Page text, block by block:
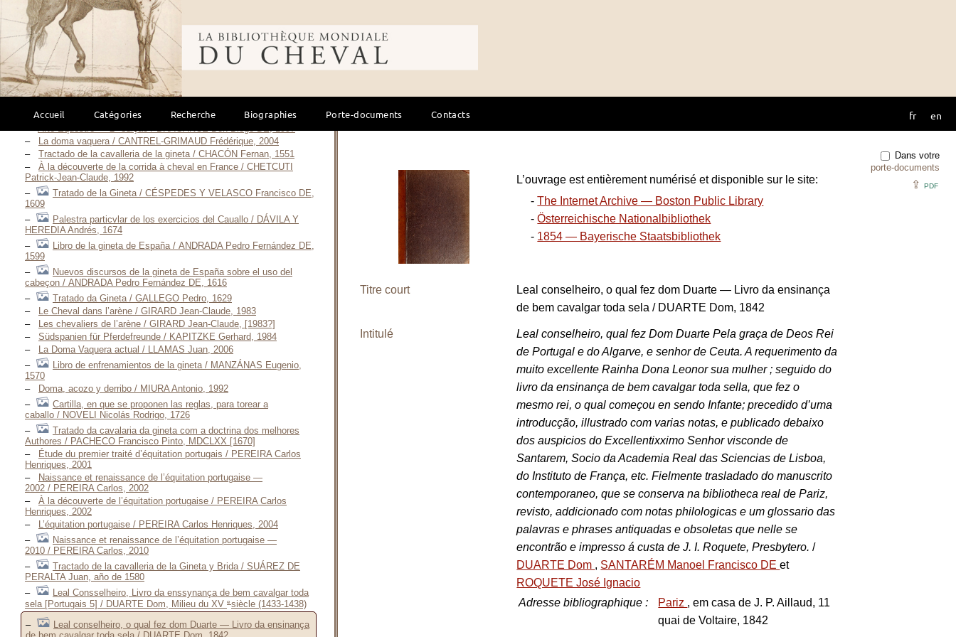
Bibliothèque mondiale du cheval
Accueil Catégories Recherche Biographies Porte-documents Contacts fr en
ANDRADE Antonio, 1678
Luz da liberal, e nombre arte de Cavallaria / ANDRADE Manoel
Carlos DE, anno MDCCXC [1790]
Discurso para estar a la gineta, con gracia y hermosura / ARIAS
DE AVILA Juan, 1590
Libro de la jineta y descendencia de los caballos
Guzmanes / BAÑUELOS Y DE LA CERDA Luis, 1877
Del arte de andar a caballo / BONIFAZ Gaspar, 1635
La doma vaquera / CANTREL-GRIMAUD Frédérique, 2004
Tractado de la cavalleria de la gineta / CHACÓN Fernan, 1551
À la découverte de la corrida à cheval en France / CHETCUTI
Patrick-Jean-Claude, 1992
Tratado de la Gineta / CÉSPEDES Y VELASCO Francisco DE,
1609
Palestra particvlar de los exercicios del Cauallo / DÁVILA Y
HEREDIA Andrés, 1674
Libro de la gineta de España / ANDRADA Pedro Fernández DE,
1599
Nuevos discursos de la gineta de España sobre el uso del
cabeçon / ANDRADA Pedro Fernández DE, 1616
Tratado da Gineta / GALLEGO Pedro, 1629
Le Cheval dans l’arène / GIRARD Jean-Claude, 1983
Les chevaliers de l’arène / GIRARD Jean-Claude, [1983?]
Südspanien für Pferdefreunde / KAPITZKE Gerhard, 1984
La Doma Vaquera actual / LLAMAS Juan, 2006
Libro de enfrenamientos de la gineta / MANZÁNAS Eugenio,
1570
Doma, acozo y derribo / MIURA Antonio, 1992
Cartilla, en que se proponen las reglas, para torear a
caballo / NOVELI Nicolás Rodrigo, 1726
Tratado da cavalaria da gineta com a doctrina dos melhores
Authores / PACHECO Francisco Pinto, MDCLXX [1670]
Étude du premier traité d’équitation portugais / PEREIRA Carlos
Henriques, 2001
Naissance et renaissance de l’équitation portugaise —
2002 / PEREIRA Carlos, 2002
À la découverte de l’équitation portugaise / PEREIRA Carlos
Henriques, 2002
L’équitation portugaise / PEREIRA Carlos Henriques, 2004
Naissance et renaissance de l’équitation portugaise —
2010 / PEREIRA Carlos, 2010
Tractado de la cavalleria de la Gineta y Brida / SUÁREZ DE
PERALTA Juan, año de 1580
Leal Consselheiro, Livro da enssynança de bem cavalgar toda
sela [Portugais 5] / DUARTE Dom, Milieu du XV e siècle (1433-1438)
Leal conselheiro, o qual fez dom Duarte — Livro da ensinança
Dans votre
porte-documents
⇪ PDF
L’ouvrage est entièrement numérisé et disponible sur le site:
-The Internet Archive — Boston Public Library
-Österreichische Nationalbibliothek
- 1854 — Bayerische Staatsbibliothek
Titre court
Leal conselheiro, o qual fez dom Duarte — Livro da ensinança
de bem cavalgar toda sela / DUARTE Dom, 1842
Intitulé
Leal conselheiro, qual fez Dom Duarte Pela graça de Deos Rei
de Portugal e do Algarve, e senhor de Ceuta. A requerimento da
muito excellente Rainha Dona Leonor sua mulher ; seguido do
livro da ensinança de bem cavalgar toda sella, que fez o
mesmo rei, o qual começou en sendo Infante; precedido d’uma
introducção, illustrado com varias notas, e publicado debaixo
dos auspicios do Excellentixximo Senhor visconde de
Santarem, Socio da Academia Real das Sciencias de Lisboa,
do Instituto de França, etc. Fielmente trasladado do manuscrito
contemporaneo, que se conserva na bibliotheca real de Pariz,
revisto, addicionado com notas philologicas e um glossario das
palavras e phrases antiquadas e obsoletas que nelle se
encontrão e impresso á custa de J. I. Roquete, Presbytero./
DUARTE Dom , SANTARÉM Manoel Francisco DEet
ROQUETE José Ignacio
Adresse bibliographique : Pariz , em casa de J. P. Aillaud, 11
quai de Voltaire, 1842